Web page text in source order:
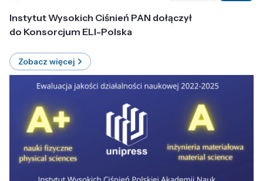
Instytut Wysokich Ciśnień PAN dołączył
do Konsorcjum ELI-Polska
Zobacz więcej